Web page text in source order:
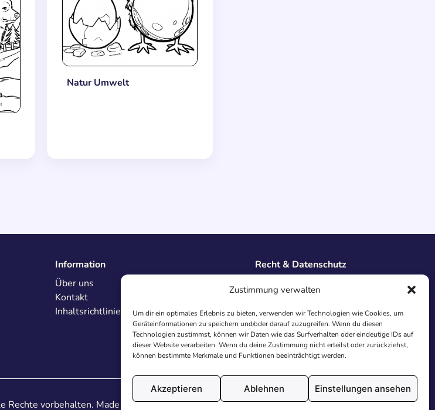
Zustimmung verwalten
Um dir ein optimales Erlebnis zu bieten, verwenden wir Technologien wie Cookies, um
Geräteinformationen zu speichern und/oder darauf zuzugreifen. Wenn du diesen
Technologien zustimmst, können wir Daten wie das Surfverhalten oder eindeutige IDs auf
dieser Website verarbeiten. Wenn du deine Zustimmung nicht erteilst oder zurückziehst,
können bestimmte Merkmale und Funktionen beeinträchtigt werden.
Akzeptieren Ablehnen Einstellungen ansehen
Natur Umwelt
Information
Über uns
Kontakt
Inhaltsrichtlinien
Recht & Datenschutz
Datenschutz
AGB
Cookies
Rechte vorbehalten. Made with♥in Deutschland.